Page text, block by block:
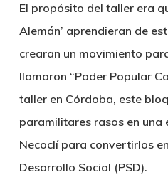
El propósito del taller era
Alemán’ aprendieran de
crearan un movimiento
llamaron “Poder Popular
taller en Córdoba, este
paramilitares rasos en una
Necoclí para convertirlos
Desarrollo Social (PSD).